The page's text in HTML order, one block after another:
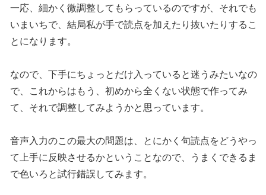
一応、細かく微調整してもらっているのですが、それでも
いまいちで、結局私が手で読点を加えたり抜いたりするこ
とになります。
なので、下手にちょっとだけ入っていると迷うみたいなの
で、これからはもう、初めから全くない状態で作ってみ
て、それで調整してみようかと思っています。
音声入力のこの最大の問題は、とにかく句読点をどうやっ
て上手に反映させるかということなので、うまくできるま
で色いろと試行錯誤してみます。